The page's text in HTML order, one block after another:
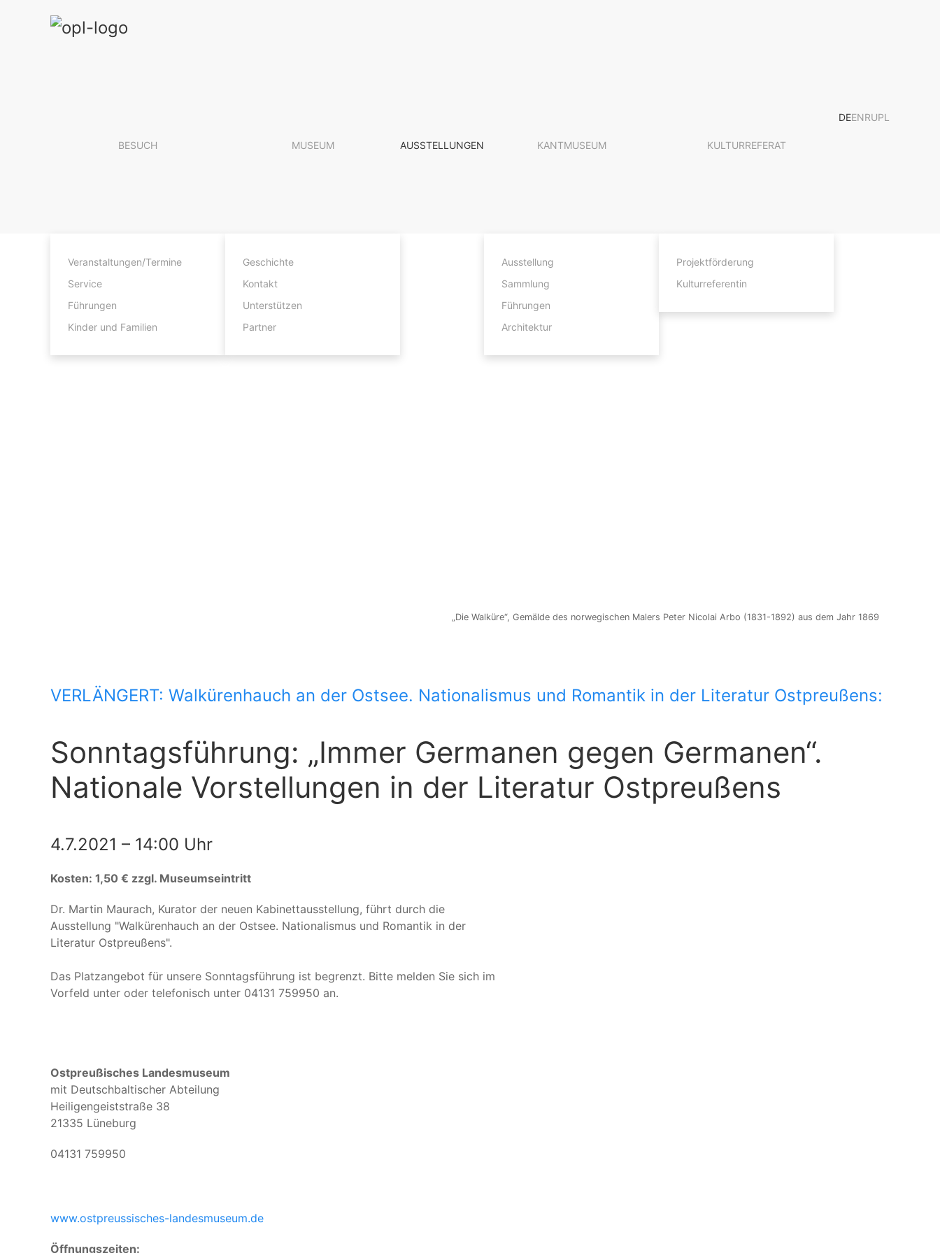
BESUCH
Veranstaltungen/Termine
Service
Führungen
Kinder und Familien
MUSEUM
Geschichte
Kontakt
Unterstützen
Partner
AUSSTELLUNGEN KANTMUSEUM
Ausstellung
Sammlung
Führungen
Architektur
KULTURREFERAT
Projektförderung
Kulturreferentin
DEENRUPL
Dauerausstellungen
Virtuelle Tour durch das Museum
Das OL zu Gast in ...
„Die Walküre“, Gemälde des norwegischen Malers Peter Nicolai Arbo (1831-1892) aus dem Jahr 1869
VERLÄNGERT: Walkürenhauch an der Ostsee. Nationalismus und Romantik in der Literatur Ostpreußens:
Sonntagsführung: „Immer Germanen gegen Germanen“.
Nationale Vorstellungen in der Literatur Ostpreußens
4.7.2021 – 14:00 Uhr
Kosten: 1,50 € zzgl. Museumseintritt
Dr. Martin Maurach, Kurator der neuen Kabinettausstellung, führt durch die
Ausstellung "Walkürenhauch an der Ostsee. Nationalismus und Romantik in der
Literatur Ostpreußens".
Das Platzangebot für unsere Sonntagsführung ist begrenzt. Bitte melden Sie sich im
Vorfeld unter oder telefonisch unter 04131 759950 an.
Ostpreußisches Landesmuseum
mit Deutschbaltischer Abteilung
Heiligengeiststraße 38
21335 Lüneburg
04131 759950
www.ostpreussisches-landesmuseum.de
Öffnungszeiten: